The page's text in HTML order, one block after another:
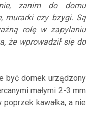
zanim do domu
murarki czy bzygi. Są
rolę w zapylaniu
że wprowadził się do
być domek urządzony
małymi 2-3 mm
kawałka, a nie